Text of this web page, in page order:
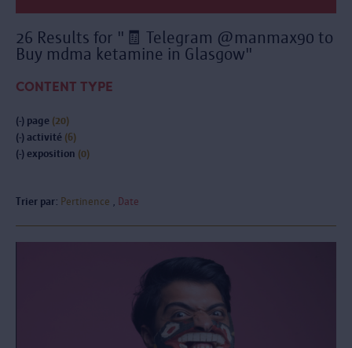
26 Results for "🧾 Telegram @manmax90 to
Buy mdma ketamine in Glasgow"
CONTENT TYPE
(-) page (20)
(-) activité (6)
(-) exposition (0)
Trier par: Pertinence Date